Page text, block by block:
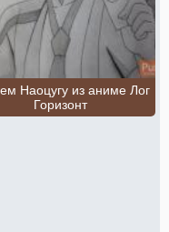
Наоцугу из аниме Лог
Горизонт